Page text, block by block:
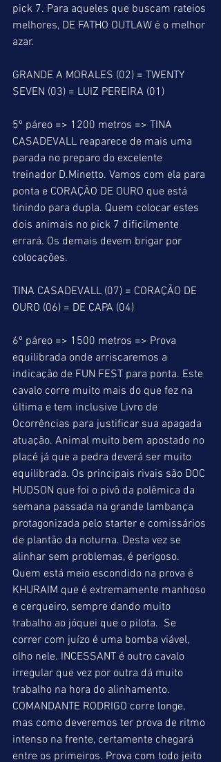
pick 7. Para aqueles que buscam rateios
melhores, DE FATHO OUTLAW é o melhor
azar.
GRANDE A MORALES (02) = TWENTY
SEVEN (03) = LUIZ PEREIRA (01)
5º páreo => 1200 metros => TINA
CASADEVALL reaparece de mais uma
parada no preparo do excelente
treinador D.Minetto. Vamos com ela para
ponta e CORAÇÃO DE OURO que está
tinindo para dupla. Quem colocar estes
dois animais no pick 7 dificilmente
errará. Os demais devem brigar por
colocações.
TINA CASADEVALL (07) = CORAÇÃO DE
OURO (06) = DE CAPA (04)
6º páreo => 1500 metros => Prova
equilibrada onde arriscaremos a
indicação de FUN FEST para ponta. Este
cavalo corre muito mais do que fez na
última e tem inclusive Livro de
Ocorrências para justificar sua apagada
atuação. Animal muito bem apostado no
placé já que a pedra deverá ser muito
equilibrada. Os principais rivais são DOC
HUDSON que foi o pivô da polêmica da
semana passada na grande lambança
protagonizada pelo starter e comissários
de plantão da noturna. Desta vez se
alinhar sem problemas, é perigoso.
Quem está meio escondido na prova é
KHURAIM que é extremamente manhoso
e cerqueiro, sempre dando muito
trabalho ao jóquei que o pilota.  Se
correr com juízo é uma bomba viável,
olho nele. INCESSANT é outro cavalo
irregular que vez por outra dá muito
trabalho na hora do alinhamento.
COMANDANTE RODRIGO corre longe,
mas como deveremos ter prova de ritmo
intenso na frente, certamente chegará
entre os primeiros. Prova com todo jeito